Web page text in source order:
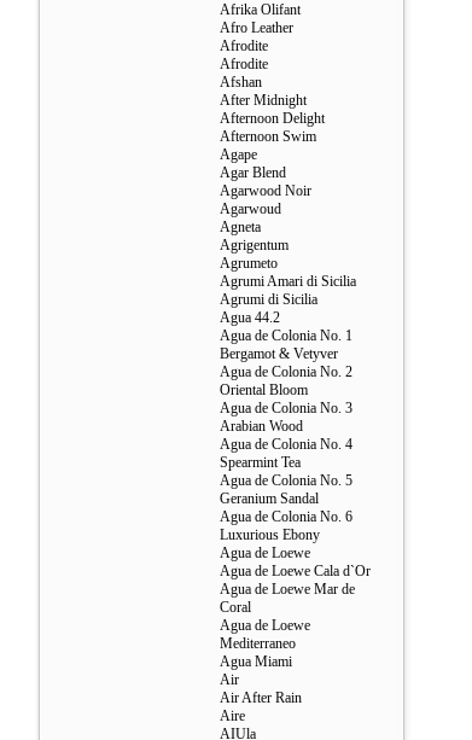
Afrika Olifant
Afro Leather
Afrodite
Afrodite
Afshan
After Midnight
Afternoon Delight
Afternoon Swim
Agape
Agar Blend
Agarwood Noir
Agarwoud
Agneta
Agrigentum
Agrumeto
Agrumi Amari di Sicilia
Agrumi di Sicilia
Agua 44.2
Agua de Colonia No. 1
Bergamot & Vetyver
Agua de Colonia No. 2
Oriental Bloom
Agua de Colonia No. 3
Arabian Wood
Agua de Colonia No. 4
Spearmint Tea
Agua de Colonia No. 5
Geranium Sandal
Agua de Colonia No. 6
Luxurious Ebony
Agua de Loewe
Agua de Loewe Cala d`Or
Agua de Loewe Mar de
Coral
Agua de Loewe
Mediterraneo
Agua Miami
Air
Air After Rain
Aire
AIUla